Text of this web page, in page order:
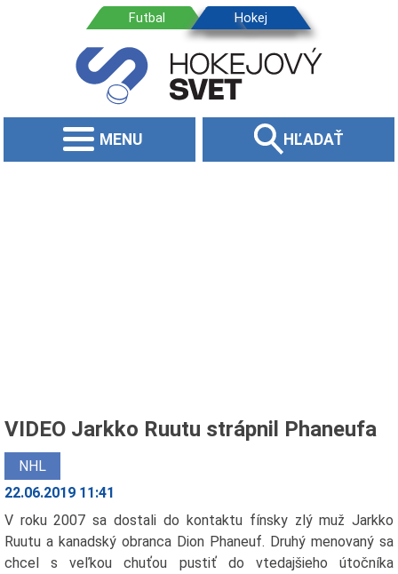
MENU HĽADAŤ
VIDEO Jarkko Ruutu strápnil Phaneufa
NHL
22.06.2019 11:41
V roku 2007 sa dostali do kontaktu fínsky zlý muž Jarkko
Ruutu a kanadský obranca Dion Phaneuf. Druhý menovaný sa
chcel s veľkou chuťou pustiť do vtedajšieho útočníka